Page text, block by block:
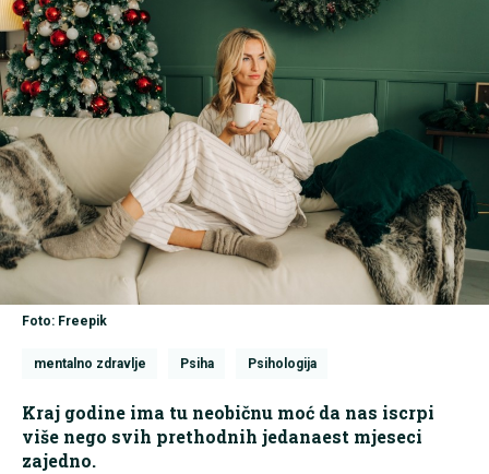
Foto: Freepik
mentalno zdravlje Psiha Psihologija
Kraj godine ima tu neobičnu moć da nas iscrpi
više nego svih prethodnih jedanaest mjeseci
zajedno.